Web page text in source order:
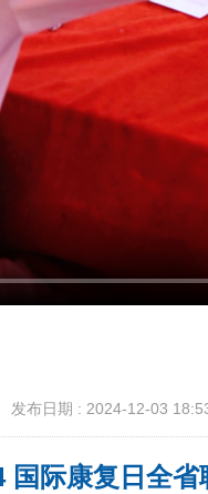
发布日期 : 2024-12-03
国际康复日全